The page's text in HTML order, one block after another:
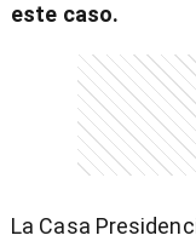
este caso.
La Casa